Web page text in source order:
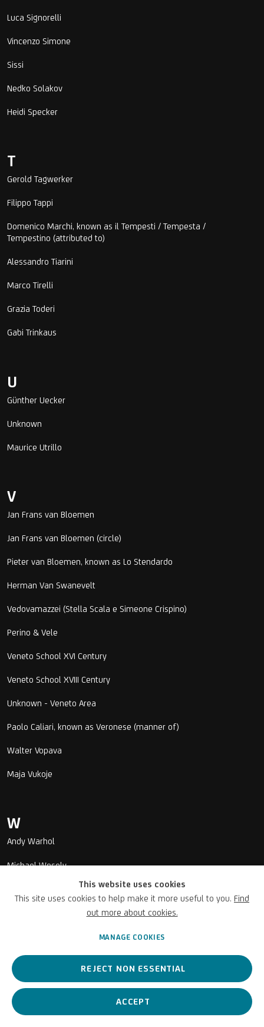
Luca Signorelli
Vincenzo Simone
Sissi
Nedko Solakov
Heidi Specker
T
Gerold Tagwerker
Filippo Tappi
Domenico Marchi, known as il Tempesti / Tempesta /
Tempestino (attributed to)
Alessandro Tiarini
Marco Tirelli
Grazia Toderi
Gabi Trinkaus
U
Günther Uecker
Unknown
Maurice Utrillo
V
Jan Frans van Bloemen
Jan Frans van Bloemen (circle)
Pieter van Bloemen, known as Lo Stendardo
Herman Van Swanevelt
Vedovamazzei (Stella Scala e Simeone Crispino)
Perino & Vele
Veneto School XVI Century
Veneto School XVIII Century
Unknown - Veneto Area
Paolo Caliari, known as Veronese (manner of)
Walter Vopava
Maja Vukoje
W
Andy Warhol
Michael Wesely
Z
Antonella Zazzera
This website uses cookies
This site uses cookies to help make it more useful to you. Find
out more about cookies.
MANAGE COOKIES
REJECT NON ESSENTIAL
ACCEPT